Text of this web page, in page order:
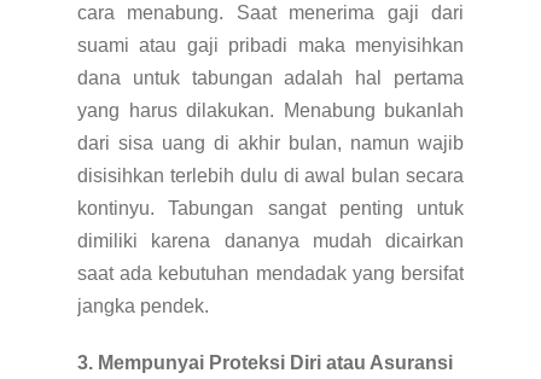
cara menabung. Saat menerima gaji dari
suami atau gaji pribadi maka menyisihkan
dana untuk tabungan adalah hal pertama
yang harus dilakukan. Menabung bukanlah
dari sisa uang di akhir bulan, namun wajib
disisihkan terlebih dulu di awal bulan secara
kontinyu. Tabungan sangat penting untuk
dimiliki karena dananya mudah dicairkan
saat ada kebutuhan mendadak yang bersifat
jangka pendek.
3. Mempunyai Proteksi Diri atau Asuransi